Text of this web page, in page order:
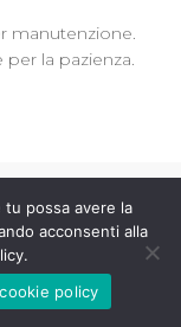
manutenzione.
la pazienza.
possa avere la
acconsenti alla
policy